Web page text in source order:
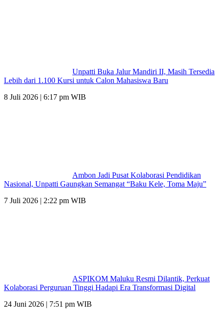
Unpatti Buka Jalur Mandiri II, Masih Tersedia
Lebih dari 1.100 Kursi untuk Calon Mahasiswa Baru
8 Juli 2026 | 6:17 pm WIB
Ambon Jadi Pusat Kolaborasi Pendidikan
Nasional, Unpatti Gaungkan Semangat “Baku Kele, Toma Maju”
7 Juli 2026 | 2:22 pm WIB
ASPIKOM Maluku Resmi Dilantik, Perkuat
Kolaborasi Perguruan Tinggi Hadapi Era Transformasi Digital
24 Juni 2026 | 7:51 pm WIB